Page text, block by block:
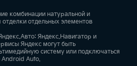
комбинации натуральной и
отдельных элементов
Яндекс.Навигатор и
Яндекс могут быть
систему или подключаться
Auto.